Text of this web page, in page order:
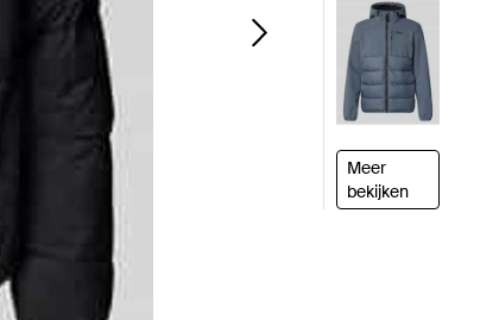
Meer
bekijken